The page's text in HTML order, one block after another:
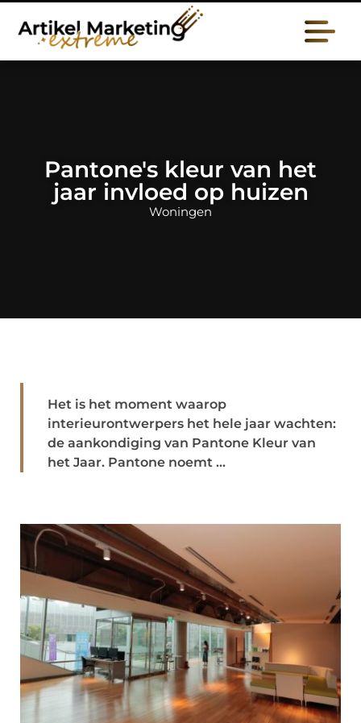
Pantone's kleur van het
jaar invloed op huizen
Woningen
Het is het moment waarop
interieurontwerpers het hele jaar wachten:
de aankondiging van Pantone Kleur van
het Jaar. Pantone noemt ...